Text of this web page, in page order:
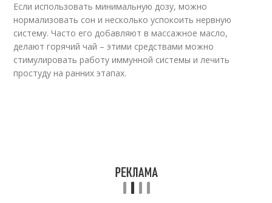
Если использовать минимальную дозу, можно
нормализовать сон и несколько успокоить нервную
систему. Часто его добавляют в массажное масло,
делают горячий чай – этими средствами можно
стимулировать работу иммунной системы и лечить
простуду на ранних этапах.